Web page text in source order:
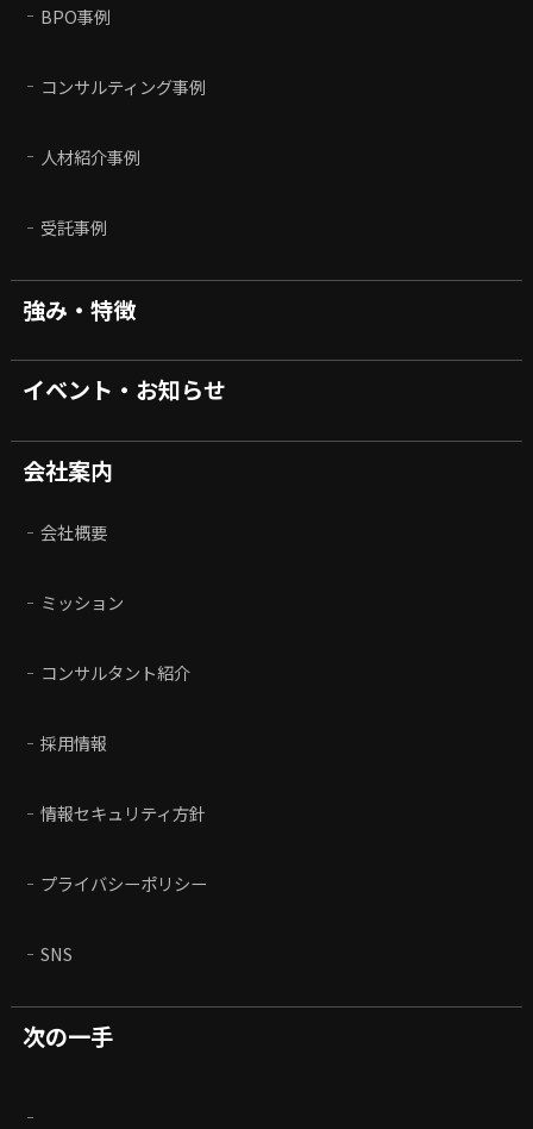
BPO事例
コンサルティング事例
人材紹介事例
受託事例
強み・特徴
イベント・お知らせ
会社案内
会社概要
ミッション
コンサルタント紹介
採用情報
情報セキュリティ方針
プライバシーポリシー
SNS
次の一手